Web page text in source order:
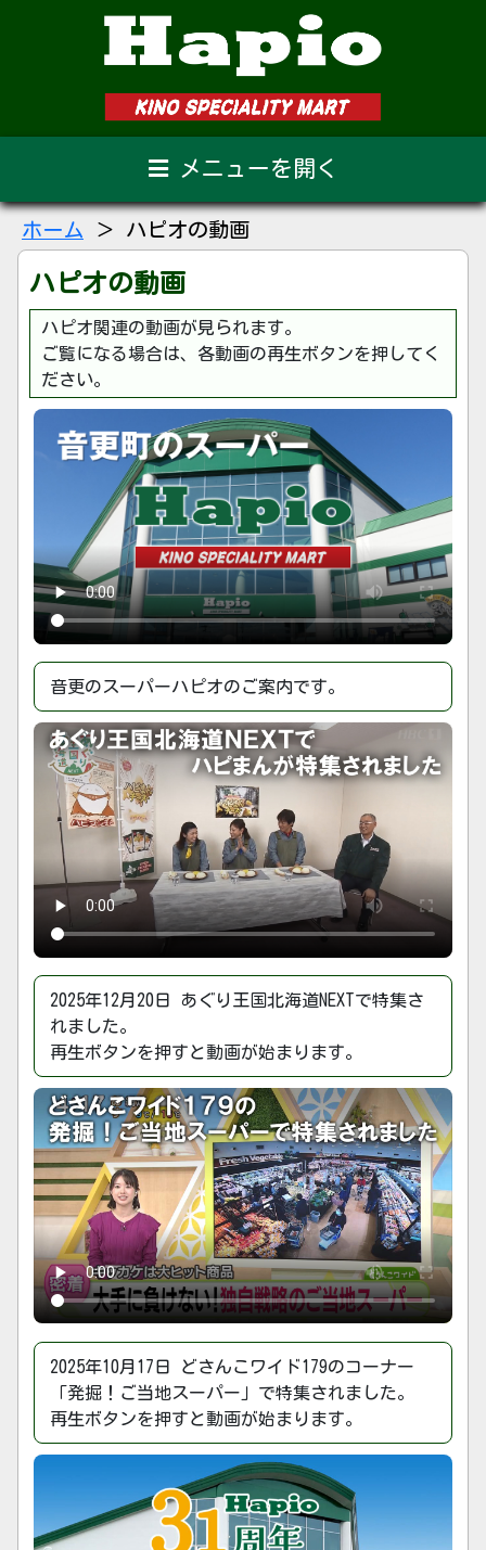
メニュー
チラシ情報
新聞・雑誌掲載
テナント紹介 SNS
会社概要 ホームに戻る
ホーム ＞ ハピオの動画
ハピオの動画
ハピオ関連の動画が見られます。
ご覧になる場合は、各動画の再生ボタンを押してく
ださい。
音更のスーパーハピオのご案内です。
2025年12月20日 あぐり王国北海道NEXTで特集さ
れました。
再生ボタンを押すと動画が始まります。
2025年10月17日 どさんこワイド179のコーナー
「発掘！ご当地スーパー」で特集されました。
再生ボタンを押すと動画が始まります。